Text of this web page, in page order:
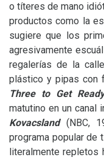
o títeres de mano
productos como la
sugiere que los
agresivamente
regalerías de la
plástico y pipas con
Three to Get
matutino en un canal
Kovacsland(NBC,
programa popular de
literalmente repletos